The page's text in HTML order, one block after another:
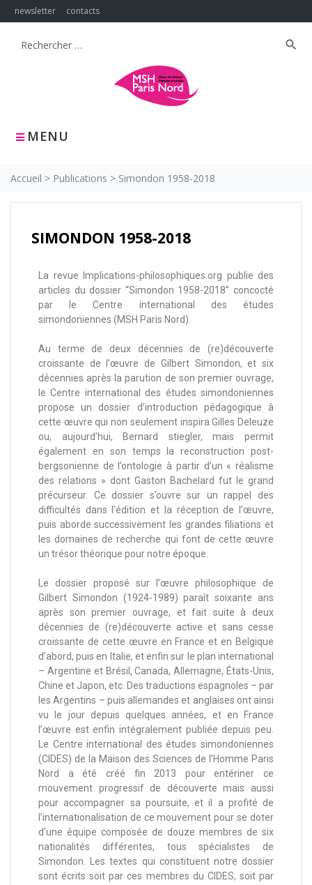
newsletter contacts
MENU
search
Accueil > Publications > Simondon 1958-2018
SIMONDON 1958-2018
La revue Implications-philosophiques.org publie des
articles du dossier “Simondon 1958-2018” concocté
par le Centre international des études
simondoniennes (MSH Paris Nord).
Au terme de deux décennies de (re)découverte
croissante de l’œuvre de Gilbert Simondon, et six
décennies après la parution de son premier ouvrage,
le Centre international des études simondoniennes
propose un dossier d’introduction pédagogique à
cette œuvre qui non seulement inspira Gilles Deleuze
ou, aujourd’hui, Bernard stiegler, mais permit
également en son temps la reconstruction post-
bergsonienne de l’ontologie à partir d’un « réalisme
des relations » dont Gaston Bachelard fut le grand
précurseur. Ce dossier s’ouvre sur un rappel des
difficultés dans l’édition et la réception de l’œuvre,
puis aborde successivement les grandes filiations et
les domaines de recherche qui font de cette œuvre
un trésor théorique pour notre époque.
Le dossier proposé sur l’œuvre philosophique de
Gilbert Simondon (1924-1989) paraît soixante ans
après son premier ouvrage, et fait suite à deux
décennies de (re)découverte active et sans cesse
croissante de cette œuvre en France et en Belgique
d’abord, puis en Italie, et enfin sur le plan international
– Argentine et Brésil, Canada, Allemagne, États-Unis,
Chine et Japon, etc. Des traductions espagnoles – par
les Argentins – puis allemandes et anglaises ont ainsi
vu le jour depuis quelques années, et en France
l’œuvre est enfin intégralement publiée depuis peu.
Le Centre international des études simondoniennes
(CIDES) de la Maison des Sciences de l’Homme Paris
Nord a été créé fin 2013 pour entériner ce
mouvement progressif de découverte mais aussi
pour accompagner sa poursuite, et il a profité de
l’internationalisation de ce mouvement pour se doter
d’une équipe composée de douze membres de six
nationalités différentes, tous spécialistes de
Simondon. Les textes qui constituent notre dossier
sont écrits soit par ces membres du CIDES, soit par